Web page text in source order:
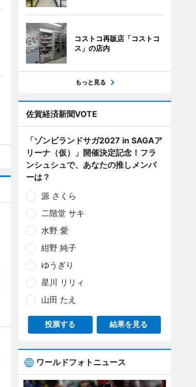
コストコ再販店「コストコ
ス」の店内
もっと見る
佐賀経済新聞VOTE
「ゾンビランドサガ2027 in SAGAア
リーナ（仮）」開催決定記念！フラ
ンシュシュで、あなたの推しメンバ
ーは？
源 さくら
二階堂 サキ
水野 愛
紺野 純子
ゆうぎり
星川 リリィ
山田 たえ
投票する 結果を見る
ワールドフォトニュース